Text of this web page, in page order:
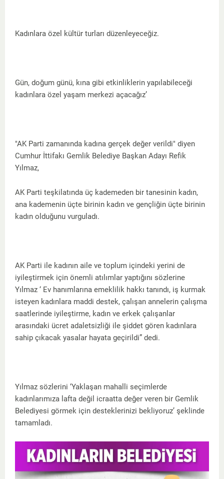
Kadınlara özel kültür turları düzenleyeceğiz.
Gün, doğum günü, kına gibi etkinliklerin yapılabileceği
kadınlara özel yaşam merkezi açacağız’
"AK Parti zamanında kadına gerçek değer verildi" diyen
Cumhur İttifakı Gemlik Belediye Başkan Adayı Refik
Yılmaz,
AK Parti teşkilatında üç kademeden bir tanesinin kadın,
ana kademenin üçte birinin kadın ve gençliğin üçte birinin
kadın olduğunu vurguladı.
AK Parti ile kadının aile ve toplum içindeki yerini de
iyileştirmek için önemli atılımlar yaptığını sözlerine
Yılmaz ‘ Ev hanımlarına emeklilik hakkı tanındı, iş kurmak
isteyen kadınlara maddi destek, çalışan annelerin çalışma
saatlerinde iyileştirme, kadın ve erkek çalışanlar
arasındaki ücret adaletsizliği ile şiddet gören kadınlara
sahip çıkacak yasalar hayata geçirildi” dedi.
Yılmaz sözlerini ‘Yaklaşan mahalli seçimlerde
kadınlarımıza lafta değil icraatta değer veren bir Gemlik
Belediyesi görmek için desteklerinizi bekliyoruz’ şeklinde
tamamladı.